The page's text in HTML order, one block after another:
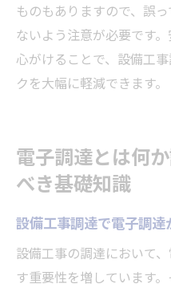
ものもありますので、誤
ないよう注意が必要です
心がけることで、設備工
クを大幅に軽減できます。
電子調達とは何
べき基礎知識
設備工事調達で電子調
設備工事の調達において
す重要性を増しています